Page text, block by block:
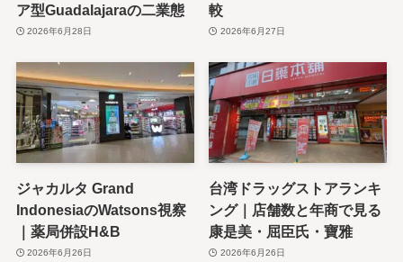
ア型Guadalajaraの二業態
2026年6月28日
較
2026年6月27日
ジャカルタ Grand
IndonesiaのWatsons視察
｜薬局併設H&B
2026年6月26日
台湾ドラッグストアランキ
ング｜店舗数と年商で見る
康是美・屈臣氏・寶雅
2026年6月26日